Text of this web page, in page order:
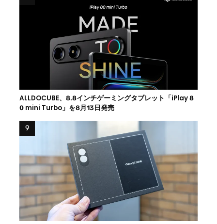
ALLDOCUBE、8.8インチゲーミングタブレット「iPlay 8
0 mini Turbo」を8月13日発売